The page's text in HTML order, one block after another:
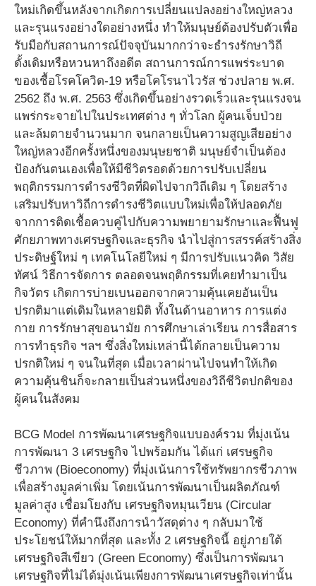
ใหม่เกิดขึ้นหลังจากเกิดการเปลี่ยนแปลงอย่างใหญ่หลวง
และรุนแรงอย่างใดอย่างหนึ่ง ทำให้มนุษย์ต้องปรับตัวเพื่อ
รับมือกับสถานการณ์ปัจจุบันมากกว่าจะธำรงรักษาวิถี
ดั้งเดิมหรือหวนหาถึงอดีต สถานการณ์การแพร่ระบาด
ของเชื้อโรคโควิด-19 หรือโคโรนาไวรัส ช่วงปลาย พ.ศ.
2562 ถึง พ.ศ. 2563 ซึ่งเกิดขึ้นอย่างรวดเร็วและรุนแรงจน
แพร่กระจายไปในประเทศต่าง ๆ ทั่วโลก ผู้คนเจ็บป่วย
และล้มตายจำนวนมาก จนกลายเป็นความสูญเสียอย่าง
ใหญ่หลวงอีกครั้งหนึ่งของมนุษยชาติ มนุษย์จำเป็นต้อง
ป้องกันตนเองเพื่อให้มีชีวิตรอดด้วยการปรับเปลี่ยน
พฤติกรรมการดำรงชีวิตที่ผิดไปจากวิถีเดิม ๆ โดยสร้าง
เสริมปรับหาวิถีการดำรงชีวิตแบบใหม่เพื่อให้ปลอดภัย
จากการติดเชื้อควบคู่ไปกับความพยายามรักษาและฟื้นฟู
ศักยภาพทางเศรษฐกิจและธุรกิจ นำไปสู่การสรรค์สร้างสิ่ง
ประดิษฐ์ใหม่ ๆ เทคโนโลยีใหม่ ๆ มีการปรับแนวคิด วิสัย
ทัศน์ วิธีการจัดการ ตลอดจนพฤติกรรมที่เคยทำมาเป็น
กิจวัตร เกิดการบ่ายเบนออกจากความคุ้นเคยอันเป็น
ปรกติมาแต่เดิมในหลายมิติ ทั้งในด้านอาหาร การแต่ง
กาย การรักษาสุขอนามัย การศึกษาเล่าเรียน การสื่อสาร
การทำธุรกิจ ฯลฯ ซึ่งสิ่งใหม่เหล่านี้ได้กลายเป็นความ
ปรกติใหม่ ๆ จนในที่สุด เมื่อเวลาผ่านไปจนทำให้เกิด
ความคุ้นชินก็จะกลายเป็นส่วนหนึ่งของวิถีชีวิตปกติของ
ผู้คนในสังคม
BCG Model การพัฒนาเศรษฐกิจแบบองค์รวม ที่มุ่งเน้น
การพัฒนา 3 เศรษฐกิจ ไปพร้อมกัน ได้แก่ เศรษฐกิจ
ชีวภาพ (Bioeconomy) ที่มุ่งเน้นการใช้ทรัพยากรชีวภาพ
เพื่อสร้างมูลค่าเพิ่ม โดยเน้นการพัฒนาเป็นผลิตภัณฑ์
มูลค่าสูง เชื่อมโยงกับ เศรษฐกิจหมุนเวียน (Circular
Economy) ที่คำนึงถึงการนำวัสดุต่าง ๆ กลับมาใช้
ประโยชน์ให้มากที่สุด และทั้ง 2 เศรษฐกิจนี้ อยู่ภายใต้
เศรษฐกิจสีเขียว (Green Economy) ซึ่งเป็นการพัฒนา
เศรษฐกิจที่ไม่ได้มุ่งเน้นเพียงการพัฒนาเศรษฐกิจเท่านั้น